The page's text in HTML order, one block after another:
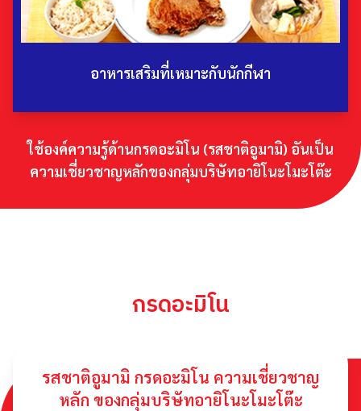
อาหารเสริมที่เหมาะกับนักกีฬา
ใช้องค์ความรู้ด้านกรดอะมิโน (รสชาติอูมามิ) อันเป็น
ความเชี่ยวชาญหลักของกลุ่มบริษัทอายิโนะโมะโต๊ะ
กรดอะมิโน
รสชาติอูมามิ กรดอะมิโน ความเชี่ยวชาญ
หลัก ของกลุ่มบริษัทอายิโนะโมะโต๊ะ